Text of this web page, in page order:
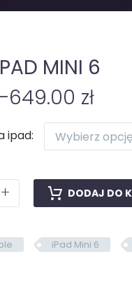
MINI 6
649.00 zł
ipad Wybierz opcję
+ DODAJ DO
iPad Mini 6